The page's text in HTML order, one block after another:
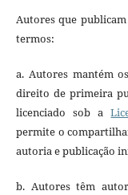
Autores que
termos:
a. Autores mantém
direito de primeira
licenciado sob a
permite o
autoria e publicação
b. Autores têm